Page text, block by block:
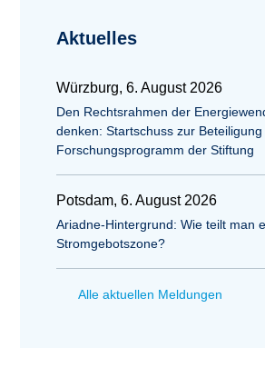
Aktuelles
Würzburg, 6. August 2026
Den Rechtsrahmen der
denken: Startschuss zur Beteiligung
Forschungsprogramm der Stiftung
Potsdam, 6. August 2026
Ariadne-Hintergrund: Wie teilt man
Stromgebotszone?
Alle aktuellen Meldungen